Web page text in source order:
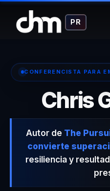
PR
CONFERENCISTA PARA
Chris
Autor de The
convierte
resiliencia y